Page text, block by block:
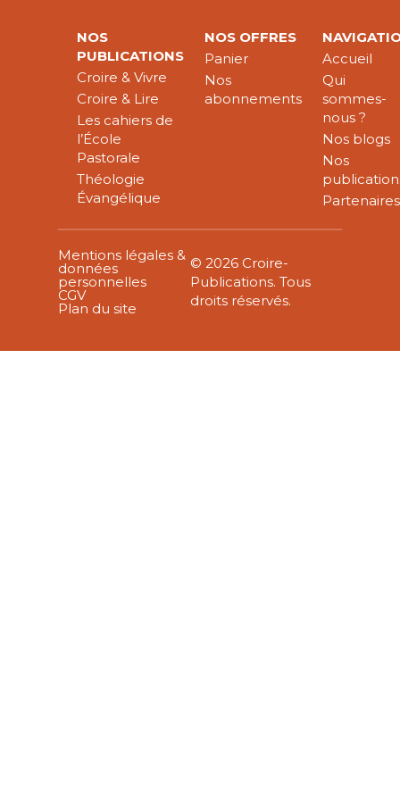
NOS
PUBLICATIONS
Croire & Vivre
Croire & Lire
Les cahiers de
l’École
Pastorale
Théologie
Évangélique
NOS OFFRES
Panier
Nos
abonnements
Accueil
Qui
sommes-
nous ?
Nos blogs
Nos
Partenaires
Mentions légales &
données
personnelles
CGV
Plan du site
© 2026 Croire-
Publications. Tous
droits réservés.